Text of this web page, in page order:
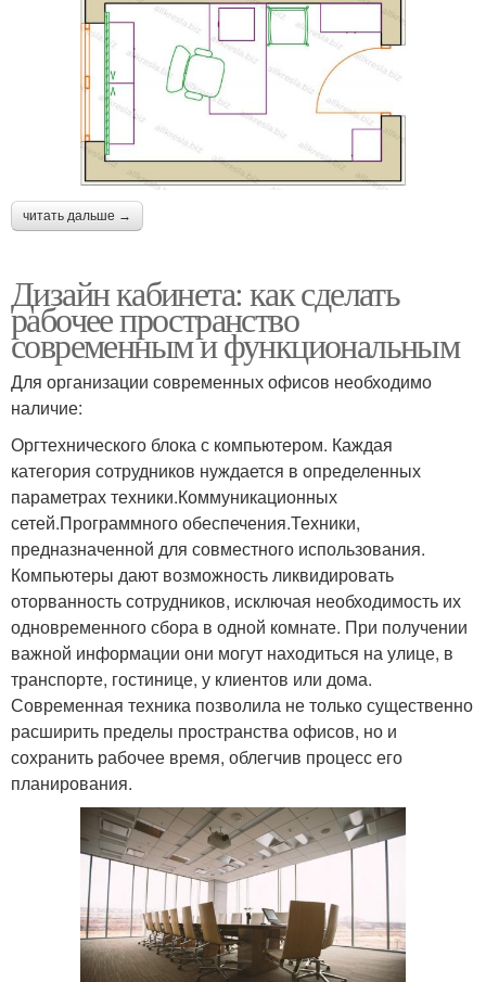
читать дальше →
Дизайн кабинета: как сделать
рабочее пространство
современным и функциональным
Для организации современных офисов необходимо
наличие:
Оргтехнического блока с компьютером. Каждая
категория сотрудников нуждается в определенных
параметрах техники.Коммуникационных
сетей.Программного обеспечения.Техники,
предназначенной для совместного использования.
Компьютеры дают возможность ликвидировать
оторванность сотрудников, исключая необходимость их
одновременного сбора в одной комнате. При получении
важной информации они могут находиться на улице, в
транспорте, гостинице, у клиентов или дома.
Современная техника позволила не только существенно
расширить пределы пространства офисов, но и
сохранить рабочее время, облегчив процесс его
планирования.